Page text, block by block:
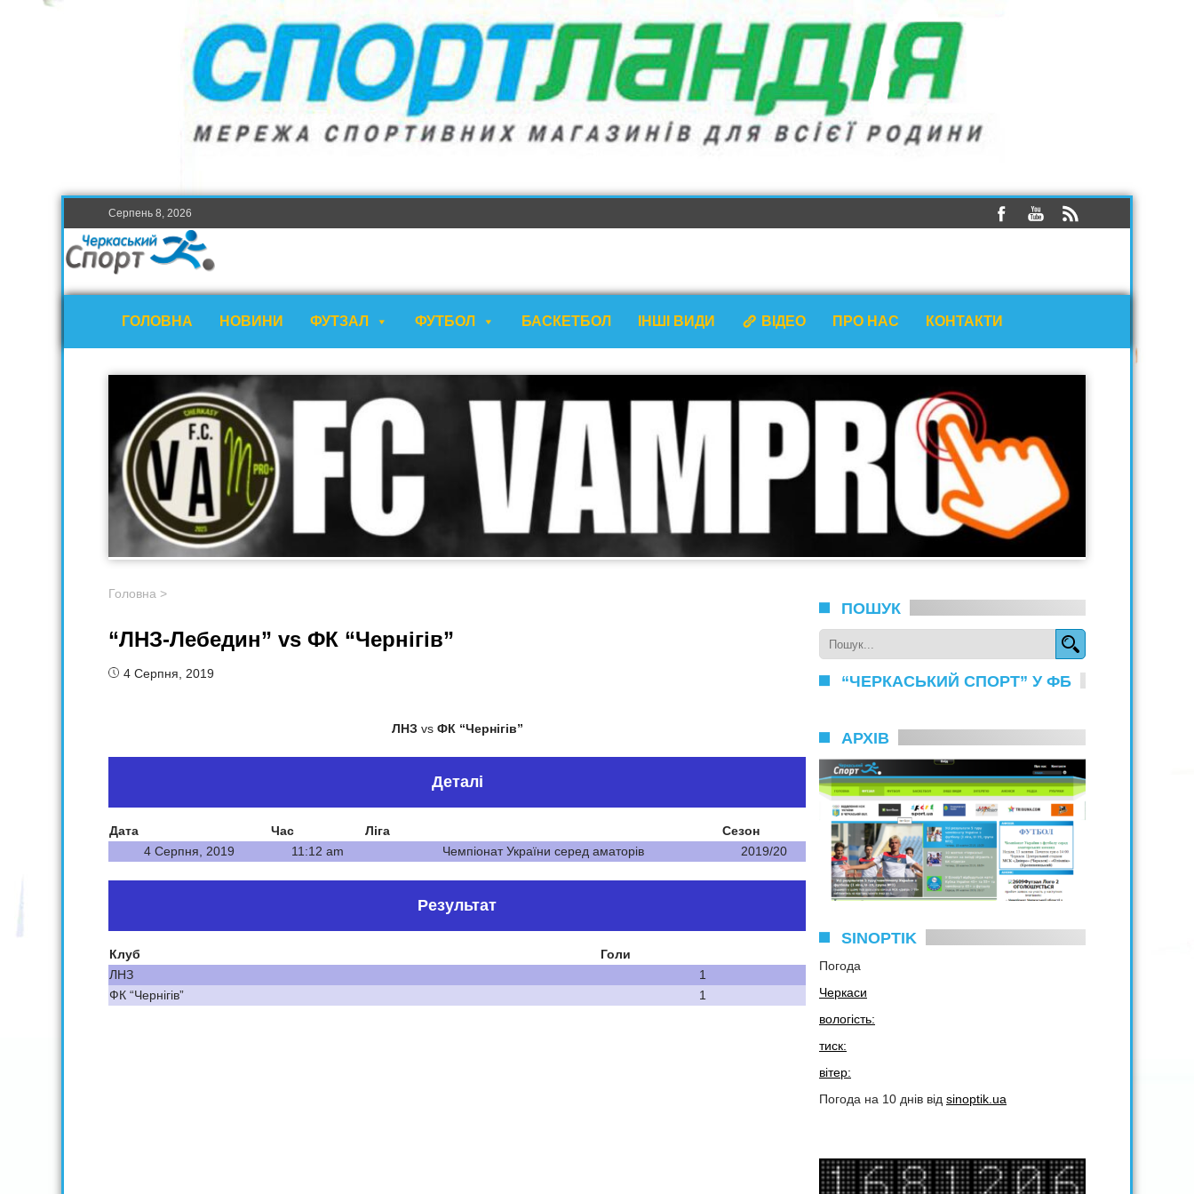
Серпень 8, 2026
ГОЛОВНА НОВИНИ ФУТЗАЛ ФУТБОЛ БАСКЕТБОЛ ІНШІ ВИДИ ВІДЕО ПРО НАС КОНТАКТИ
Головна >
“ЛНЗ-Лебедин” vs ФК “Чернігів”
4 Серпня, 2019
ЛНЗ vs ФК “Чернігів”
Деталі
Дата Час Ліга
Сезон
4 Серпня, 2019
11:12 am Чемпіонат України серед аматорів 2019/20
Результат
Клуб
Голи
ЛНЗ
1
ФК “Чернігів”
1
ПОШУК
“ЧЕРКАСЬКИЙ СПОРТ” У ФБ
АРХІВ
SINOPTIK
Погода
Черкаси
вологість:
тиск:
вітер:
Погода на 10 днів від sinoptik.ua